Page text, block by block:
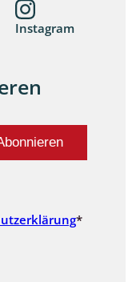
Instagram
*